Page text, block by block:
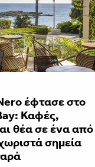
έφτασε στο
Καφές,
θέα σε ένα από
σημεία